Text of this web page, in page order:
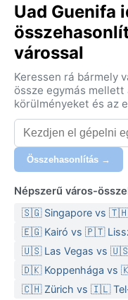
Uad Guenifa
várossal
Keressen rá bármely
össze egymás
körülményeket és az
Összehasonlítás →
Népszerű város-
🇸🇬 Singapore vs 🇹🇭
🇪🇬 Kairó vs 🇵🇹
🇺🇸 Las Vegas vs
🇩🇰 Koppenhága vs
🇨🇭 Zürich vs 🇮🇱